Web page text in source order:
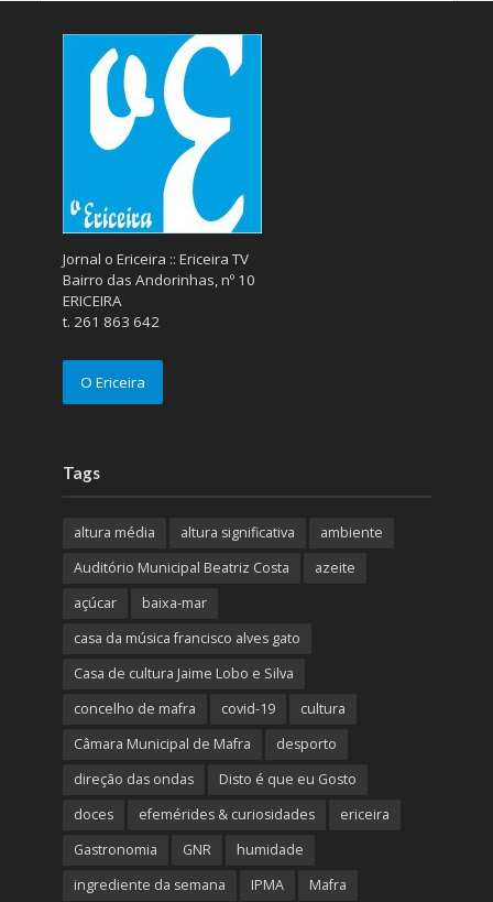
Jornal o Ericeira :: Ericeira TV
Bairro das Andorinhas, nº 10
ERICEIRA
t. 261 863 642
O Ericeira
Tags
altura média altura significativa
ambiente
Auditório Municipal Beatriz Costa
azeite
açúcar
baixa-mar
casa da música francisco alves gato
Casa de cultura Jaime Lobo e Silva
concelho de mafra
covid-19
cultura
Câmara Municipal de Mafra
desporto
direção das ondas
Disto é que eu Gosto
doces
efemérides & curiosidades
ericeira
Gastronomia
GNR
humidade
ingrediente da semana
IPMA Mafra